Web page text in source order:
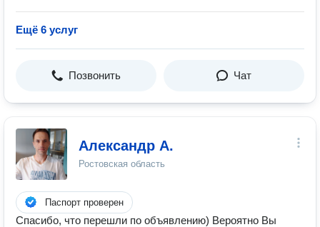
Ещё 6 услуг
Позвонить Чат
Александр А.
Ростовская область
Паспорт проверен
Спасибо, что перешли по объявлению) Вероятно Вы